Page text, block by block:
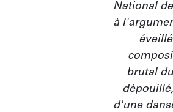
National
à
brutal
d'une